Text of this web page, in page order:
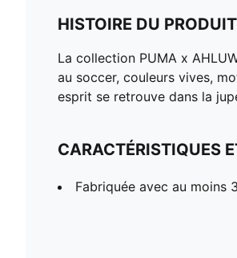
HISTOIRE DU PRODUIT
La collection PUMA x
au soccer, couleurs vives,
esprit se retrouve dans la
CARACTÉRISTIQUES
Fabriquée avec au moins